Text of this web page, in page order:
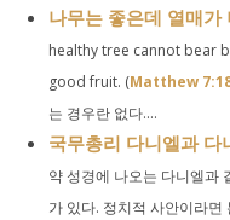
나무는 좋은데 열매
healthy tree cannot bear
good fruit. (Matthew
는 경우란 없다....
국무총리 다니엘과 다
약 성경에 나오는 다니엘과
가 있다. 정치적 사안이라